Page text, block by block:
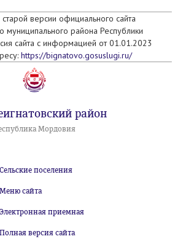
версии официального сайта
муниципального района Республики
сайта с информацией от 01.01.2023
https://bignatovo.gosuslugi.ru/
район
Мордовия
Сельские поселения
Меню сайта
Электронная приемная
Полная версия сайта